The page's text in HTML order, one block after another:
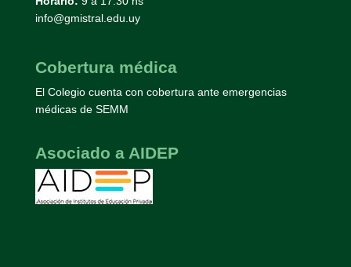
info@gmistral.edu.uy
Cobertura médica
El Colegio cuenta con cobertura ante emergencias
médicas de SEMM
Asociado a AIDEP